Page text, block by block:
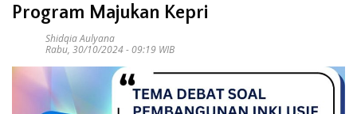
Program Majukan Kepri
Shidqia Aulyana
Rabu, 30/10/2024 - 09:19 WIB